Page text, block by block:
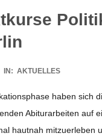
IN: AKTUELLES
haben sich
Abitur­ar­bei­ten auf
haut­nah mit­zu­er­le­ben